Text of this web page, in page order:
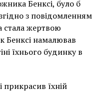
видением будущего
Бенксі, було б
з повідомленням
стала жертвою
Бенксі намалював
їхнього будинку в
прикрасив їхній